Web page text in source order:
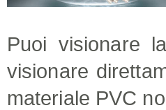
Puoi visionare
visionare
materiale PVC